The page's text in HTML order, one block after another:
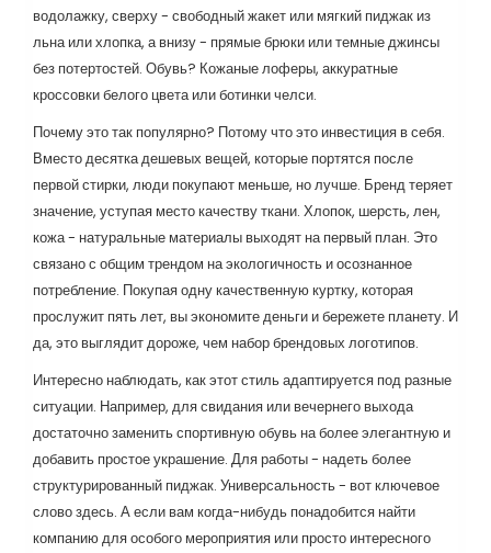
водолажку, сверху - свободный жакет или мягкий пиджак из
льна или хлопка, а внизу - прямые брюки или темные джинсы
без потертостей. Обувь? Кожаные лоферы, аккуратные
кроссовки белого цвета или ботинки челси.
Почему это так популярно? Потому что это инвестиция в себя.
Вместо десятка дешевых вещей, которые портятся после
первой стирки, люди покупают меньше, но лучше. Бренд теряет
значение, уступая место качеству ткани. Хлопок, шерсть, лен,
кожа - натуральные материалы выходят на первый план. Это
связано с общим трендом на экологичность и осознанное
потребление. Покупая одну качественную куртку, которая
прослужит пять лет, вы экономите деньги и бережете планету. И
да, это выглядит дороже, чем набор брендовых логотипов.
Интересно наблюдать, как этот стиль адаптируется под разные
ситуации. Например, для свидания или вечернего выхода
достаточно заменить спортивную обувь на более элегантную и
добавить простое украшение. Для работы - надеть более
структурированный пиджак. Универсальность - вот ключевое
слово здесь. А если вам когда-нибудь понадобится найти
компанию для особого мероприятия или просто интересного